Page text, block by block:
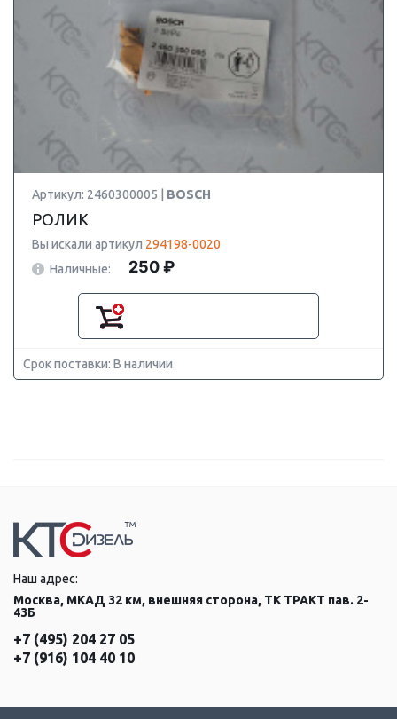
Артикул: 2460300005 | BOSCH
РОЛИК
Вы искали артикул 294198-0020
Наличные:
250 ₽
Срок поставки: В наличии
Наш адрес:
Москва, МКАД 32 км, внешняя сторона, ТК ТРАКТ пав. 2-
43Б
+7 (495) 204 27 05
+7 (916) 104 40 10